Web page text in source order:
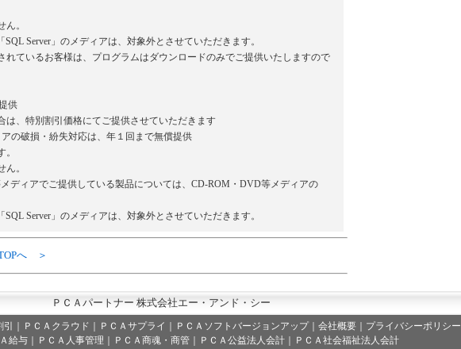
。
Server」のメディアは、対象外とさせていただきます。
ているお客様は、プログラムはダウンロードのみでご提供いたしますので
供
、特別割引価格にてご提供させていただきます
の破損・紛失対応は、年１回まで無償提供
。
ィアでご提供している製品については、CD-ROM・DVD等メディアの
Server」のメディアは、対象外とさせていただきます。
へ ＞
ＰＣＡパートナー 株式会社エー・アンド・シー
ＰＣＡクラウド ＰＣＡサプライ ＰＣＡソフトバージョンアップ｜ 会社概要
プライバシーポリシー
給与｜ＰＣＡ人事管理｜ＰＣＡ商魂・商管｜ＰＣＡ公益法人会計｜ＰＣＡ社会福祉法人会計